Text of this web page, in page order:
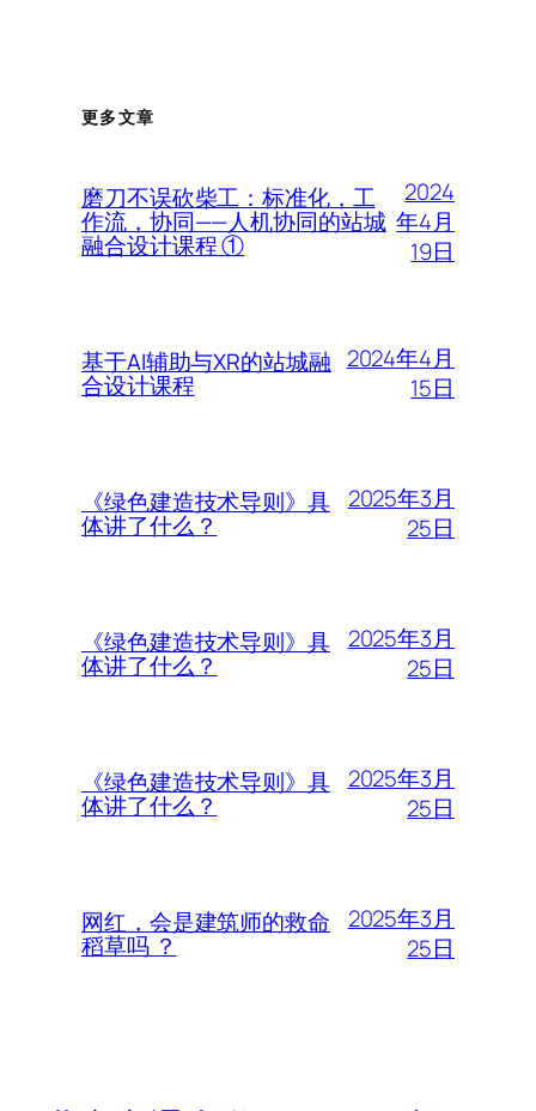
更多文章
磨刀不误砍柴工：标准化，工
作流，协同——人机协同的站城
融合设计课程 ①
2024
年4月
19日
基于AI辅助与XR的站城融
合设计课程
2024年4月
15日
《绿色建造技术导则》具
体讲了什么？
2025年3月
25日
《绿色建造技术导则》具
体讲了什么？
2025年3月
25日
《绿色建造技术导则》具
体讲了什么？
2025年3月
25日
网红，会是建筑师的救命
稻草吗 ？
2025年3月
25日